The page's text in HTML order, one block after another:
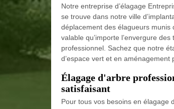
Notre entreprise d’élagage
se trouve dans notre ville
déplacement des élagueurs
valable qu’importe l’envergure
professionnel. Sachez que notre
d’espace vert et en aménagement
Élagage d'arbre
satisfaisant
Pour tous vos besoins en élagage